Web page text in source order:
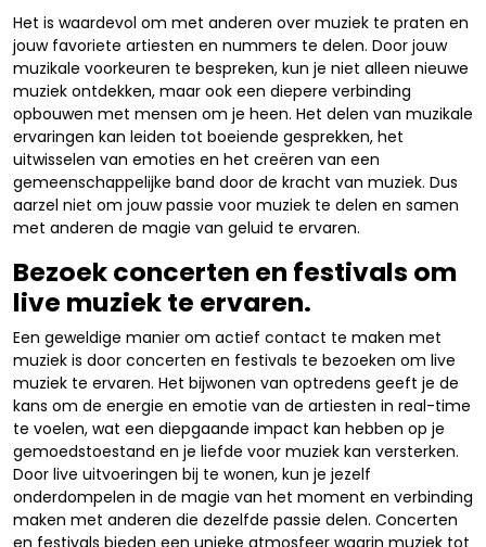
Het is waardevol om met anderen over muziek te praten en
jouw favoriete artiesten en nummers te delen. Door jouw
muzikale voorkeuren te bespreken, kun je niet alleen nieuwe
muziek ontdekken, maar ook een diepere verbinding
opbouwen met mensen om je heen. Het delen van muzikale
ervaringen kan leiden tot boeiende gesprekken, het
uitwisselen van emoties en het creëren van een
gemeenschappelijke band door de kracht van muziek. Dus
aarzel niet om jouw passie voor muziek te delen en samen
met anderen de magie van geluid te ervaren.
Bezoek concerten en festivals om
live muziek te ervaren.
Een geweldige manier om actief contact te maken met
muziek is door concerten en festivals te bezoeken om live
muziek te ervaren. Het bijwonen van optredens geeft je de
kans om de energie en emotie van de artiesten in real-time
te voelen, wat een diepgaande impact kan hebben op je
gemoedstoestand en je liefde voor muziek kan versterken.
Door live uitvoeringen bij te wonen, kun je jezelf
onderdompelen in de magie van het moment en verbinding
maken met anderen die dezelfde passie delen. Concerten
en festivals bieden een unieke atmosfeer waarin muziek tot